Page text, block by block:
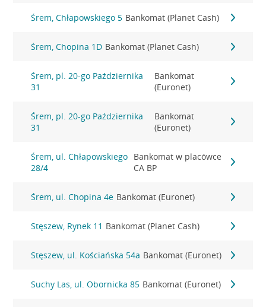
Śrem, Chłapowskiego 5 Bankomat (Planet Cash)
Śrem, Chopina 1D Bankomat (Planet Cash)
Śrem, pl. 20-go Października
31
Bankomat
(Euronet)
Śrem, pl. 20-go Października
31
Bankomat
(Euronet)
Śrem, ul. Chłapowskiego
28/4
Bankomat w placówce
CA BP
Śrem, ul. Chopina 4e Bankomat (Euronet)
Stęszew, Rynek 11 Bankomat (Planet Cash)
Stęszew, ul. Kościańska 54a Bankomat (Euronet)
Suchy Las, ul. Obornicka 85 Bankomat (Euronet)